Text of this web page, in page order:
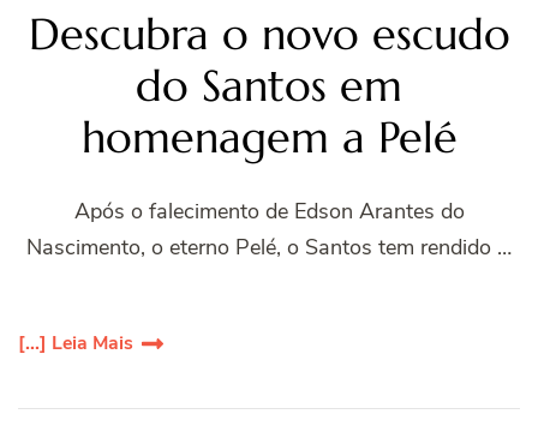
Descubra o novo escudo
do Santos em
homenagem a Pelé
Após o falecimento de Edson Arantes do
Nascimento, o eterno Pelé, o Santos tem rendido …
[...] Leia Mais